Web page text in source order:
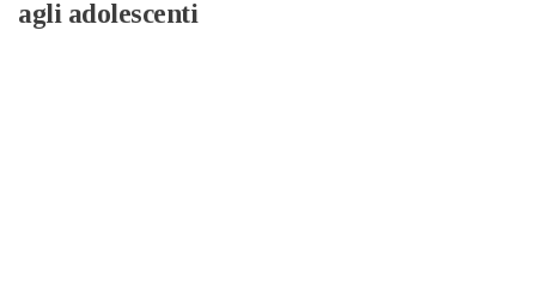
agli adolescenti